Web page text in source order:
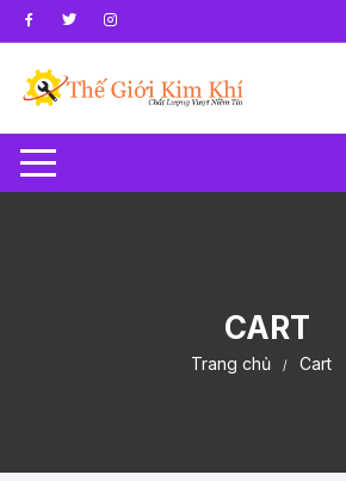
Chuyển
tới
dung
CART
Trang chủ Cart